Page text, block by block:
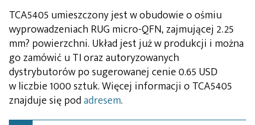
TCA5405 umieszczony jest w obudowie o ośmiu
wyprowadzeniach RUG micro-QFN, zajmującej 2.25
mm? powierzchni. Układ jest już w produkcji i można
go zamówić u TI oraz autoryzowanych
dystrybutorów po sugerowanej cenie 0.65 USD
w liczbie 1000 sztuk. Więcej informacji o TCA5405
znajduje się podadresem.